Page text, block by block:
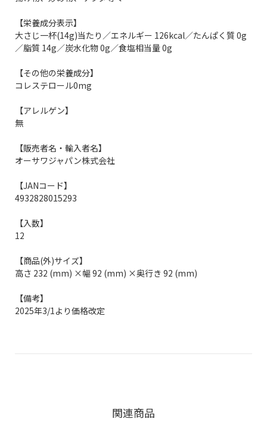
【栄養成分表示】
大さじ一杯(14g)当たり／エネルギー 126kcal／たんぱく質 0g
／脂質 14g／炭水化物 0g／食塩相当量 0g
【その他の栄養成分】
コレステロール0mg
【アレルゲン】
無
【販売者名・輸入者名】
オーサワジャパン株式会社
【JANコード】
4932828015293
【入数】
12
【商品(外)サイズ】
高さ 232 (mm) ×幅 92 (mm) ×奥行き 92 (mm)
【備考】
2025年3/1より価格改定
関連商品